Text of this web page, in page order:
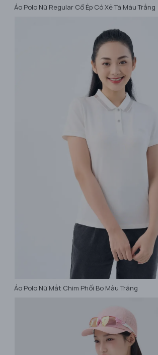
Áo Polo Nữ Regular Cổ Ép Có Xẻ Tà Màu Trắng
Áo Polo Nữ Mắt Chim Phối Bo Màu Trắng